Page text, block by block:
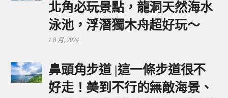
北角必玩景點，龍洞天然海水
泳池，浮潛獨木舟超好玩～
1 8 月, 2024
鼻頭角步道 |這一條步道很不
好走！美到不行的無敵海景、